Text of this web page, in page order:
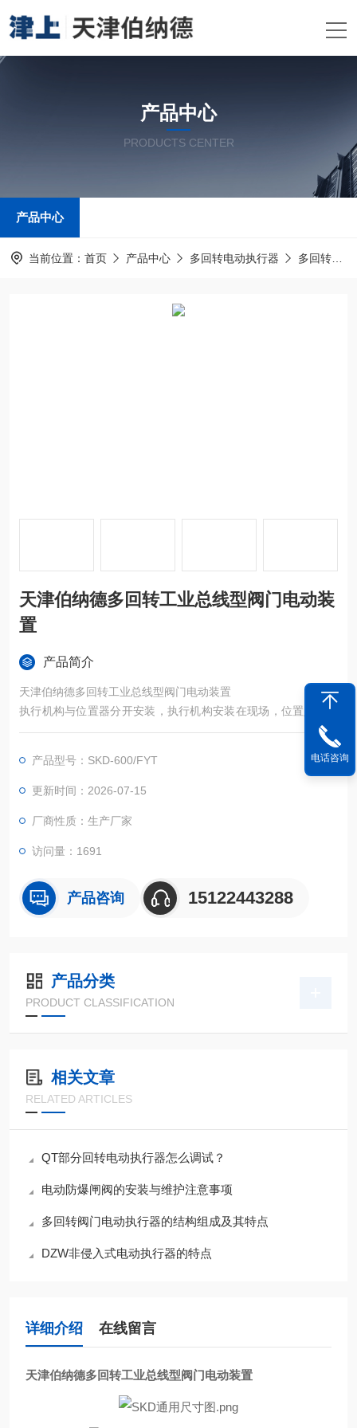
产品中心
PRODUCTS CENTER
产品中心
当前位置： 首页 产品中心 多回转电动执行器 多回转
天津伯纳德多回转工业总线型阀门电动装
置
产品简介
天津伯纳德多回转工业总线型阀门电动装置
执行机构与位置器分开安装，执行机构安装在现场，位置定位器
安装其附近适宜位置便于操作。
产品型号：SKD-600/FYT
更新时间：2026-07-15
厂商性质：生产厂家
访问量：1691
产品咨询 15122443288
产品分类
PRODUCT CLASSIFICATION
相关文章
RELATED ARTICLES
QT部分回转电动执行器怎么调试？
电动防爆闸阀的安装与维护注意事项
多回转阀门电动执行器的结构组成及其特点
DZW非侵入式电动执行器的特点
详细介绍 在线留言
天津伯纳德多回转工业总线型阀门电动装置
电话咨询